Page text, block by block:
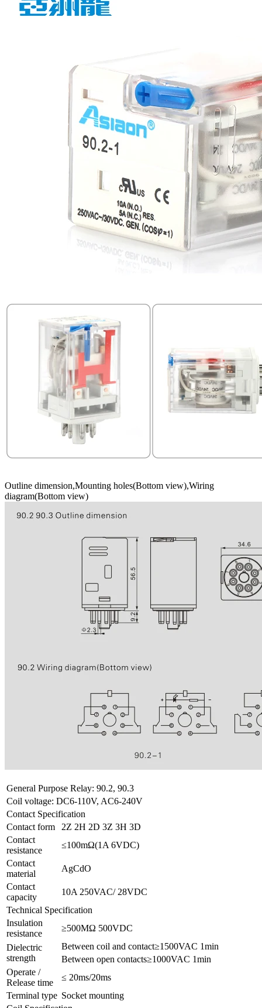
Outline dimension,Mounting holes(Bottom view),Wiring
diagram(Bottom view)
General Purpose Relay: 90.2, 90.3
Coil voltage: DC6-110V, AC6-240V
Contact Specification
Contact form
2Z 2H 2D 3Z 3H 3D
Contact
resistance
≤100mΩ(1A 6VDC)
Contact
material
AgCdO
Contact
capacity
10A 250VAC/ 28VDC
Technical Specification
Insulation
resistance
≥500MΩ 500VDC
Dielectric
strength
Between coil and contact≥1500VAC 1min
Between open contacts≥1000VAC 1min
Operate /
Release time
≤ 20ms/20ms
Terminal type Socket mounting